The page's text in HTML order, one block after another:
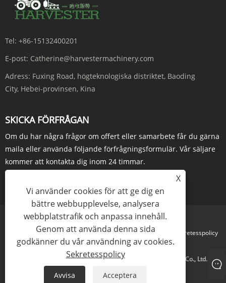
Tel: +86-15132400201
E-post: Catherine@harvestermachinery.com
Adress: Fuxing Road, högteknologiska distriktet, Baoding
City, Hebei-provinsen, Kina
SKICKA FÖRFRÅGAN
Om du har några frågor om offert eller samarbete får du gärna
maila eller använda följande förfrågningsformulär. Vår säljare
kommer att kontakta dig inom 24 timmar.
Links Sitemap RSS Sekretesspolicy
Copyright © 2023 Baoding Harvester Import and Export Trading Co., Ltd. Med
ensamrätt
X
Vi använder cookies för att ge dig en
bättre webbupplevelse, analysera
webbplatstrafik och anpassa innehåll.
Genom att använda denna sida
godkänner du vår användning av cookies.
Sekretesspolicy
Avvisa Acceptera